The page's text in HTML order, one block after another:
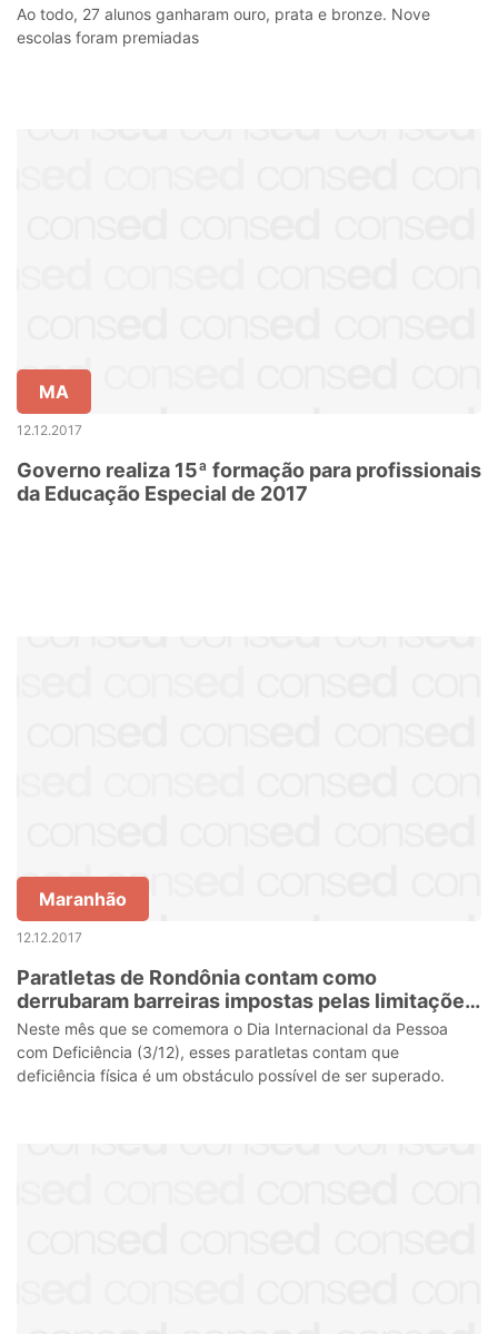
Ao todo, 27 alunos ganharam ouro, prata e bronze. Nove
escolas foram premiadas
MA
12.12.2017
Governo realiza 15ª formação para profissionais
da Educação Especial de 2017
Maranhão
12.12.2017
Paratletas de Rondônia contam como
derrubaram barreiras impostas pelas limitações
física
Neste mês que se comemora o Dia Internacional da Pessoa
com Deficiência (3/12), esses paratletas contam que
deficiência física é um obstáculo possível de ser superado.